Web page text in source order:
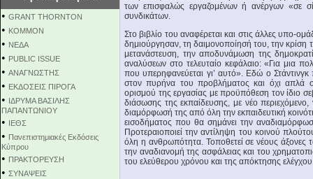
• GRANT THORNTON
• KOMMON
• NEΔΑ
• PUBLIC ISSUE
• ΑΝΑΓΝΩΣΤΗΣ
• ΕΚΔΟΣΕΙΣ ΠΙΡΟΓΑ
• ΙΔΡΥΜΑ ΒΑΣΙΛΗΣ
ΠΑΠΑΝΤΩΝΙΟΥ
• ΙΕΘΣ
• Πανεπιστημιακές Εκδόσεις
Κύπρου
• ΠΡΑΚΤΟΡΕΥΣΗ
• ΣΥΝΑΨΕΙΣ
των επισφαλώς εργαζομένων ή ανέργων «σε
συνδικάτων.
Στο βιβλίο του αναφέρεται και στις άλλες υπο-
δημιούργησαν, τη δαιμονοποίησή του, την
μετανάστευση, την αποδυνάμωση της
αναλύσεων στο τελευταίο κεφάλαιο: «Για μια
που υπερηφανεύεται γι’ αυτό». Εδώ ο Στάντινγκ
στον πυρήνα του προβλήματος και όχι απλά
ορισμού της εργασίας με προϋπόθεση τον ίδιο
διάσωσης της εκπαίδευσης, με νέο
διαμόρφωσή της από όλη την εκπαιδευτική
εισοδήματος που θα σημάνει την
Προτεραιοποιεί την αντίληψη του κοινού
όλη η ανθρωπότητα. Τοποθετεί σε νέους άξονες
την αναδιανομή της ασφάλειας και του
του ελεύθερου χρόνου και της απόκτησης